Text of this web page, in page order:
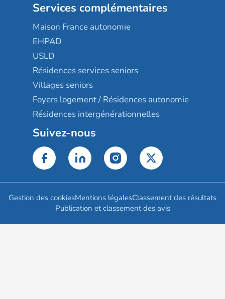
Services complémentaires
Maison France autonomie
EHPAD
USLD
Résidences services seniors
Villages seniors
Foyers logement / Résidences autonomie
Résidences intergénérationnelles
Suivez-nous
Gestion des cookiesMentions légalesClassement des résultats
Publication et classement des avis